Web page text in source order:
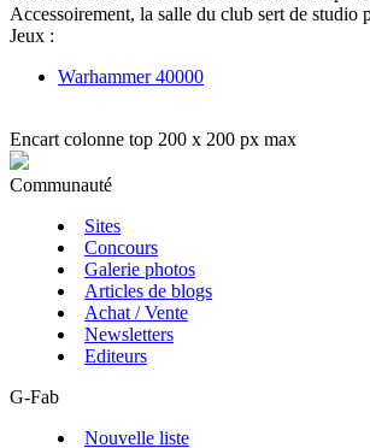
Accessoirement, la salle du club sert de studio
Jeux :
Warhammer 40000
Encart colonne top 200 x 200 px max
Communauté
Sites
Concours
Galerie photos
Articles de blogs
Achat / Vente
Newsletters
Editeurs
G-Fab
Nouvelle liste